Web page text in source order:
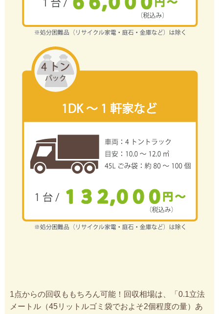
1点からの回収ももちろん可能！回収相場は、「0.1立法
メートル（45リットルゴミ袋でおよそ2個程度の量）あ